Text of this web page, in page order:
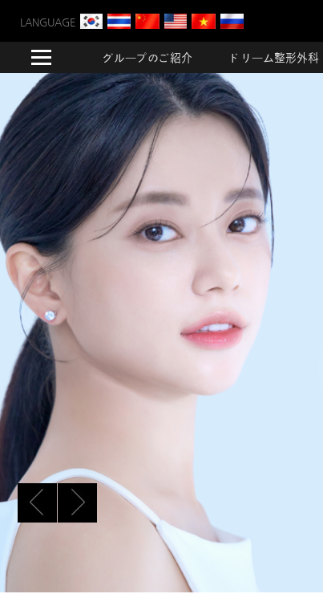
LANGUAGE
グループのご紹介 ドリーム整形外科